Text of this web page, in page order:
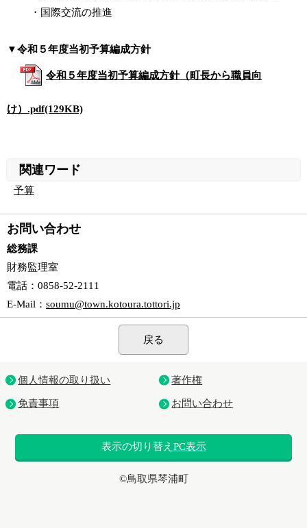
・国際交流の推進
▼令和５年度当初予算編成方針
令和５年度当初予算編成方針（町長から職員向
け）.pdf(129KB)
関連ワード
予算
お問い合わせ
総務課
財務監理室
電話 ：0858-52-2111
E-Mail ： soumu@town.kotoura.tottori.jp
戻る
個人情報の取り扱い 著作権
免責事項 お問い合わせ
表示の切り替え PC表示
©鳥取県琴浦町